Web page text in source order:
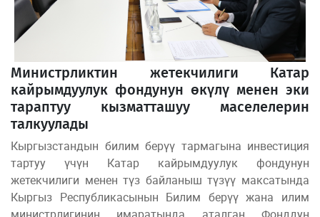
Министрликтин жетекчилиги Катар
кайрымдуулук фондунун өкүлү менен эки
тараптуу кызматташуу маселелерин
талкуулады
Кыргызстандын билим берүү тармагына инвестиция
тартуу үчүн Катар кайрымдуулук фондунун
жетекчилиги менен түз байланыш түзүү максатында
Кыргыз Республикасынын Билим берүү жана илим